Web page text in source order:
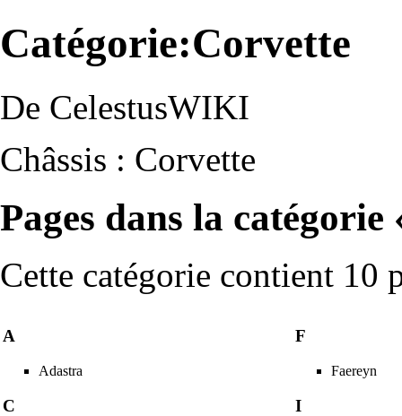
Catégorie:Corvette
De CelestusWIKI
Châssis : Corvette
Pages dans la catégorie
Cette catégorie contient 10
A
Adastra
C
F
Faereyn
I